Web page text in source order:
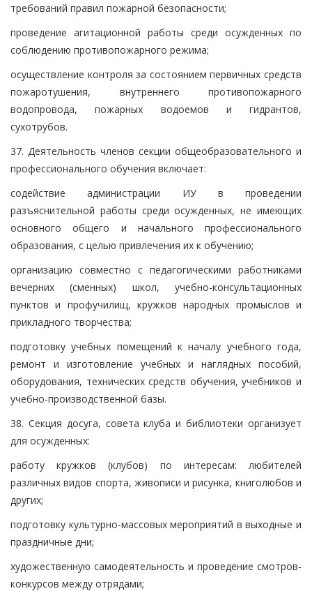
требований правил пожарной безопасности;
проведение агитационной работы среди осужденных по
соблюдению противопожарного режима;
осуществление контроля за состоянием первичных средств
пожаротушения, внутреннего противопожарного
водопровода, пожарных водоемов и гидрантов,
сухотрубов.
37. Деятельность членов секции общеобразовательного и
профессионального обучения включает:
содействие администрации ИУ в проведении
разъяснительной работы среди осужденных, не имеющих
основного общего и начального профессионального
образования, с целью привлечения их к обучению;
организацию совместно с педагогическими работниками
вечерних (сменных) школ, учебно-консультационных
пунктов и профучилищ, кружков народных промыслов и
прикладного творчества;
подготовку учебных помещений к началу учебного года,
ремонт и изготовление учебных и наглядных пособий,
оборудования, технических средств обучения, учебников и
учебно-производственной базы.
38. Секция досуга, совета клуба и библиотеки организует
для осужденных:
работу кружков (клубов) по интересам: любителей
различных видов спорта, живописи и рисунка, книголюбов и
других;
подготовку культурно-массовых мероприятий в выходные и
праздничные дни;
художественную самодеятельность и проведение смотров-
конкурсов между отрядами;